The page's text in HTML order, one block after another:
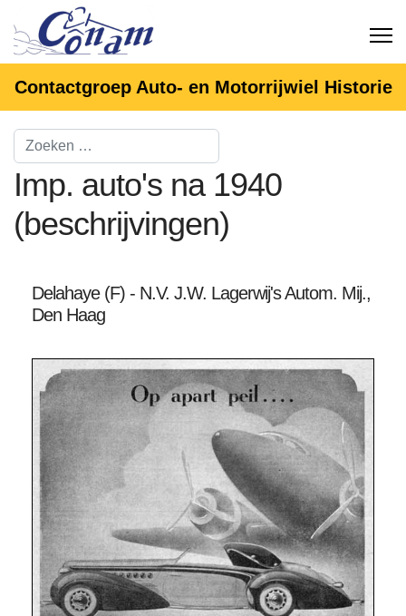
Contactgroep Auto- en Motorrijwiel Historie
Imp. auto's na 1940
(beschrijvingen)
Delahaye (F) - N.V. J.W. Lagerwij's Autom. Mij.,
Den Haag